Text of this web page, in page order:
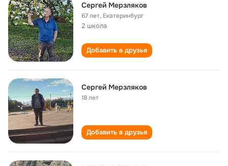
Сергей Мерзляков
67 лет, Екатеринбург
2 школа
Добавить в друзья
Сергей Мерзляков
18 лет
Добавить в друзья